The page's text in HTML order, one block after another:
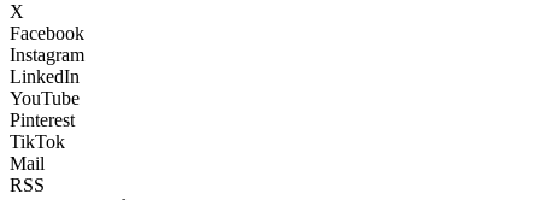
X
Facebook
Instagram
LinkedIn
YouTube
Pinterest
TikTok
Mail
RSS